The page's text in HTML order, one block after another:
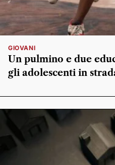
GIOVANI
Un pulmino e due
gli adolescenti in